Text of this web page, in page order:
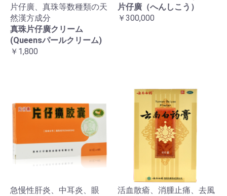
片仔廣、真珠等数種類の天
然漢方成分
真珠片仔廣クリーム
(Queensパールクリーム)
￥1,800
片仔廣（へんしこう）
￥300,000
急慢性肝炎、中耳炎、眼
活血散瘉、消腫止痛、去風